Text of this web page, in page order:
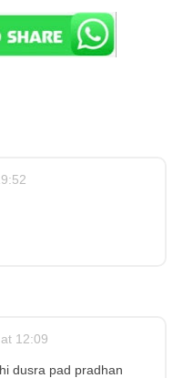
12:09
dusra pad pradhan